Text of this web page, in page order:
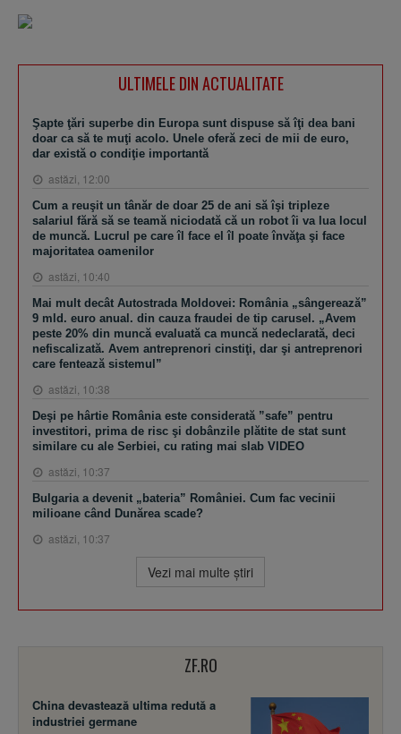
ULTIMELE DIN ACTUALITATE
Şapte ţări superbe din Europa sunt dispuse să îţi dea bani
doar ca să te muţi acolo. Unele oferă zeci de mii de euro,
dar există o condiţie importantă
astăzi, 12:00
Cum a reuşit un tânăr de doar 25 de ani să îşi tripleze
salariul fără să se teamă niciodată că un robot îi va lua locul
de muncă. Lucrul pe care îl face el îl poate învăţa şi face
majoritatea oamenilor
astăzi, 10:40
Mai mult decât Autostrada Moldovei: România „sângerează”
9 mld. euro anual. din cauza fraudei de tip carusel. „Avem
peste 20% din muncă evaluată ca muncă nedeclarată, deci
nefiscalizată. Avem antreprenori cinstiţi, dar şi antreprenori
care fentează sistemul”
astăzi, 10:38
Deşi pe hârtie România este considerată ”safe” pentru
investitori, prima de risc şi dobânzile plătite de stat sunt
similare cu ale Serbiei, cu rating mai slab VIDEO
astăzi, 10:37
Bulgaria a devenit „bateria” României. Cum fac vecinii
milioane când Dunărea scade?
astăzi, 10:37
Vezi mai multe ştiri
ZF.RO
China devastează ultima redută a
industriei germane